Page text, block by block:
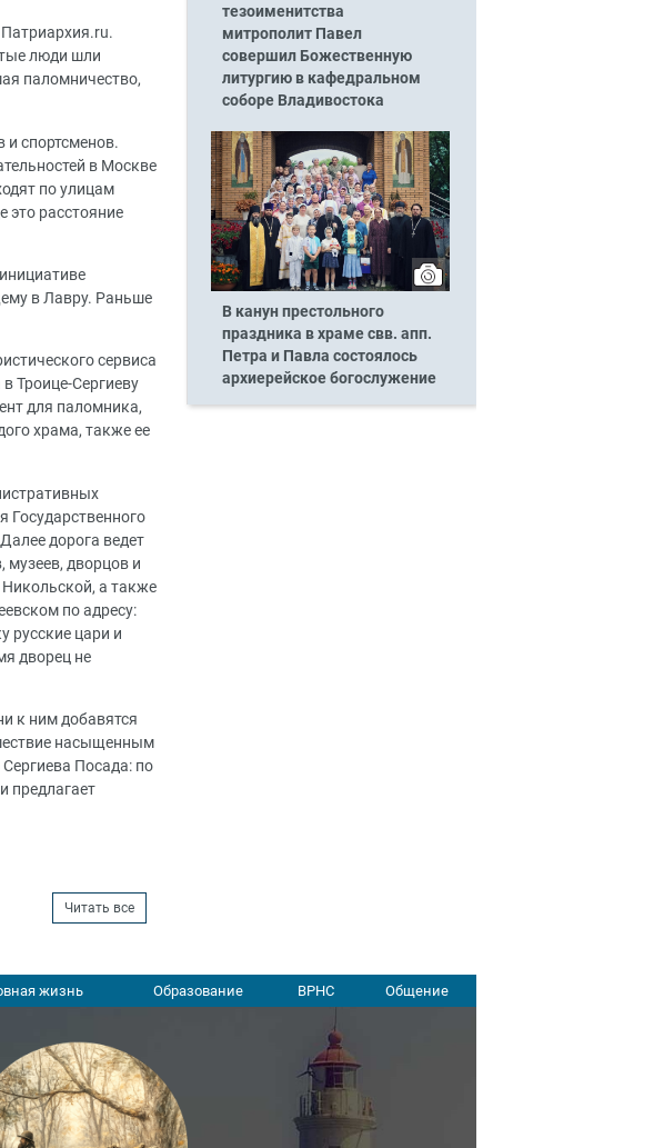
люди шли
паломничество,
и спортсменов.
в Москве
по улицам
это расстояние
в Лавру. Раньше
сервиса
Троице-Сергиеву
для паломника,
храма, также ее
Государственного
дорога ведет
музеев, дворцов и
а также
по адресу:
русские цари и
дворец не
к ним добавятся
насыщенным
Посада: по
предлагает
Читать все
тезоименитства
митрополит Павел
совершил Божественную
литургию в кафедральном
соборе Владивостока
В канун престольного
праздника в храме свв. апп.
Петра и Павла состоялось
архиерейское богослужение
жизнь Образование ВРНС Общение